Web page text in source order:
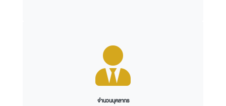
จำนวนบุคลากร